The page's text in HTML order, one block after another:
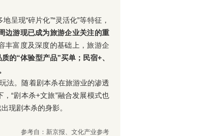
呈现“碎片化”“灵活化”等特征，
边游现已成为旅游企业关注的重
丰富度及深度的基础上，旅游企
的“体验型产品”买单；民宿+、
法。随着剧本杀在旅游业的渗透
“剧本杀+文旅”融合发展模式也
现剧本杀的身影。
参考自：新京报、文化产业参考